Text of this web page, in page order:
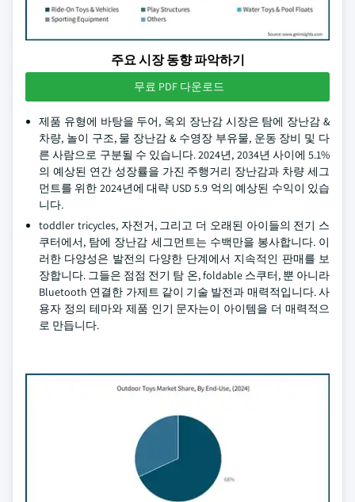
주요 시장 동향 파악하기
무료 PDF 다운로드
제품 유형에 바탕을 두어, 옥외 장난감 시장은 탐에 장난감 &
차량, 놀이 구조, 물 장난감 & 수영장 부유물, 운동 장비 및 다
른 사람으로 구분될 수 있습니다. 2024년, 2034년 사이에 5.1%
의 예상된 연간 성장률을 가진 주행거리 장난감과 차량 세그
먼트를 위한 2024년에 대략 USD 5.9 억의 예상된 수익이 있습
니다.
toddler tricycles, 자전거, 그리고 더 오래된 아이들의 전기 스
쿠터에서, 탐에 장난감 세그먼트는 수백만을 봉사합니다. 이
러한 다양성은 발전의 다양한 단계에서 지속적인 판매를 보
장합니다. 그들은 점점 전기 탐 온, foldable 스쿠터, 뿐 아니라
Bluetooth 연결한 가제트 같이 기술 발전과 매력적입니다. 사
용자 정의 테마와 제품 인기 문자는이 아이템을 더 매력적으
로 만듭니다.